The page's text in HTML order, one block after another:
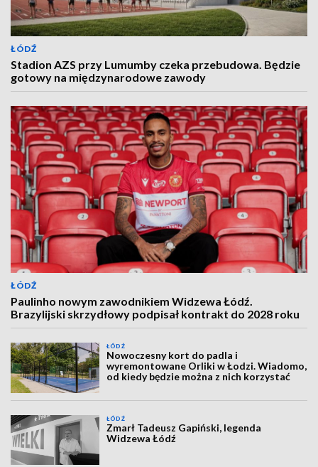
ŁÓDŹ
Stadion AZS przy Lumumby czeka przebudowa. Będzie
gotowy na międzynarodowe zawody
ŁÓDŹ
Paulinho nowym zawodnikiem Widzewa Łódź.
Brazylijski skrzydłowy podpisał kontrakt do 2028 roku
ŁÓDŹ
Nowoczesny kort do padla i
wyremontowane Orliki w Łodzi. Wiadomo,
od kiedy będzie można z nich korzystać
ŁÓDŹ
Zmarł Tadeusz Gapiński, legenda
Widzewa Łódź